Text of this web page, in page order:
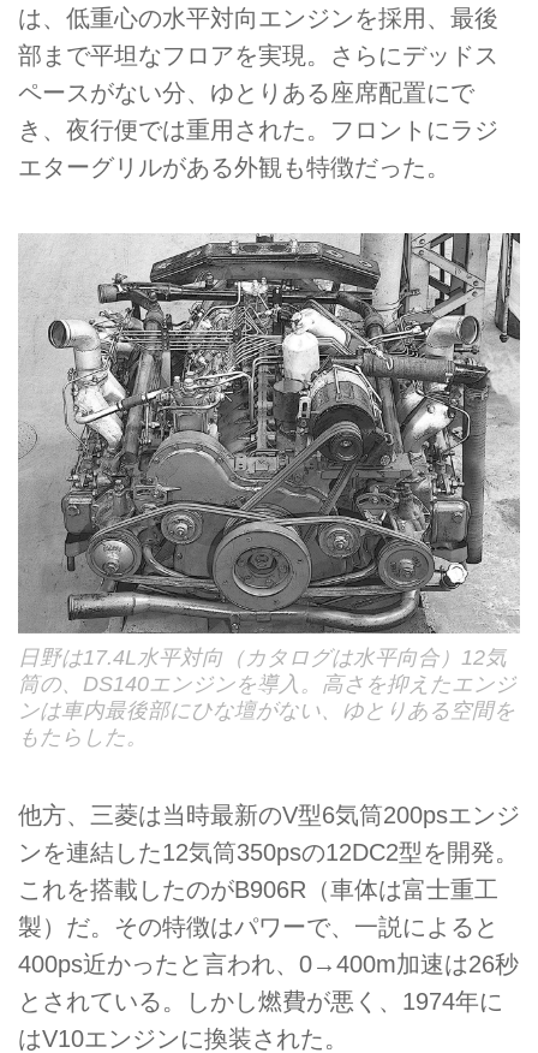
は、低重心の水平対向エンジンを採用、最後
部まで平坦なフロアを実現。さらにデッドス
ペースがない分、ゆとりある座席配置にで
き、夜行便では重用された。フロントにラジ
エターグリルがある外観も特徴だった。
日野は17.4L水平対向（カタログは水平向合）12気
筒の、DS140エンジンを導入。高さを抑えたエンジ
ンは車内最後部にひな壇がない、ゆとりある空間を
もたらした。
他方、三菱は当時最新のV型6気筒200psエンジ
ンを連結した12気筒350psの12DC2型を開発。
これを搭載したのがB906R（車体は富士重工
製）だ。その特徴はパワーで、一説によると
400ps近かったと言われ、0→400m加速は26秒
とされている。しかし燃費が悪く、1974年に
はV10エンジンに換装された。